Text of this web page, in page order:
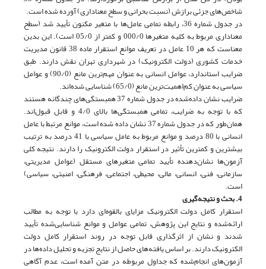
شاخص‌های جزئی برازش (نسبت بحرانی و سطح معناداری) آورده شده است.
در جدول شماره 36، رابطه تمامی عامل‌ها با متغیر مکنون تأیید شد (سطح
معناداری مربوط به کلیه متغیرها 000/0 و کمتر از 05/0 است). این بدین
معناست که هر 10 عامل در تعریف موانع استقرار ماده 38 قانون مدیریت
خدمات کشوری (دولت الکترونیک) در شهرداری تهران نقش دارند. طبق
ضرایب استاندارد، عوامل انسانی به عنوان مهم‌ترین مانع (90/0) و عوامل
سیاسی به عنوان کم‌اهمیت‌ترین مانع (65/0) شناسایی شده‌اند.
ضرایب نشان داده‌شده در جدول شماره 37 همبستگی‌های چندگانه هستند
که با توجه به ضرایب، تمامی همبستگی‌ها بالای 4/0 و قابل قبول‌اند.
همان‌طور که در جدول شماره 37 نشان داده شده است، موانع مرتبط با عامل
انسانی با 80 درصد و موانع مربوط به عامل سیاسی با 41 درصد به ترتیب
بیشترین و کمترین تأثیر در استقرار دولت الکترونیک را دارند. نتیجه کلی
آزمون‌ها نشان‌دهنده تأیید تمامی متغیرهای مستقل (عوامل مدیریتی،
سازمانی، فنی، انسانی، مالی، محیطی، اجتماعی، فرهنگی، امنیتی، سیاسی)
است.
4. بحث و نتیجه‌گیری
استقرار کامل دولت الکترونیک مزایای بالقوه‌ای دارد با توجه به مطالب
ارائه‌شده و نتایج این پژوهش، تمامی عوامل و موانع شناسایی‌شده تأیید
شدند و نشان از اثر‌گذاری قابل توجه در روند استقرار کامل دولت
الکترونیک دارند. بر اساس یافته‌های حاصل از نتایج تجزیه و تحلیل داده‌ها در
آزمون‌های انجام‌شده که جداول مربوطه در متن آمده است، عدم آگاهی